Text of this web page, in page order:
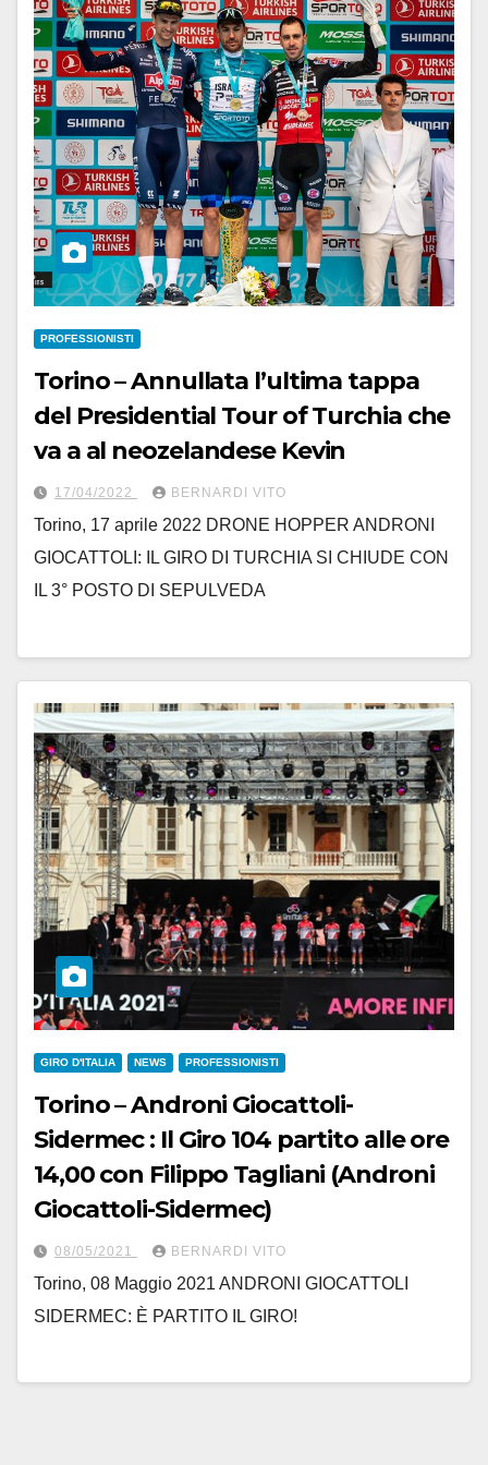
PROFESSIONISTI
Torino – Annullata l’ultima tappa
del Presidential Tour of Turchia che
va a al neozelandese Kevin
17/04/2022 BERNARDI VITO
Torino, 17 aprile 2022 DRONE HOPPER ANDRONI
GIOCATTOLI: IL GIRO DI TURCHIA SI CHIUDE CON
IL 3° POSTO DI SEPULVEDA
GIRO D'ITALIA NEWS PROFESSIONISTI
Torino – Androni Giocattoli-
Sidermec : Il Giro 104 partito alle ore
14,00 con Filippo Tagliani (Androni
Giocattoli-Sidermec)
08/05/2021 BERNARDI VITO
Torino, 08 Maggio 2021 ANDRONI GIOCATTOLI
SIDERMEC: È PARTITO IL GIRO!